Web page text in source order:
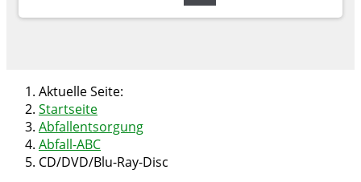
Aktuelle Seite:
Startseite
Abfallentsorgung
Abfall-ABC
CD/DVD/Blu-Ray-Disc